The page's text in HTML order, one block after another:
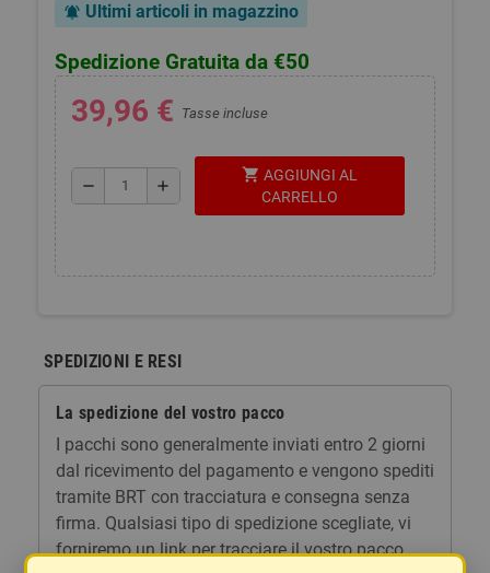
notifications_active Ultimi articoli in magazzino
Spedizione Gratuita da €50
39,96 € Tasse incluse
remove add
shopping_cart AGGIUNGI AL
CARRELLO
SPEDIZIONI E RESI
La spedizione del vostro pacco
I pacchi sono generalmente inviati entro 2 giorni
dal ricevimento del pagamento e vengono spediti
tramite BRT con tracciatura e consegna senza
firma. Qualsiasi tipo di spedizione scegliate, vi
forniremo un link per tracciare il vostro pacco